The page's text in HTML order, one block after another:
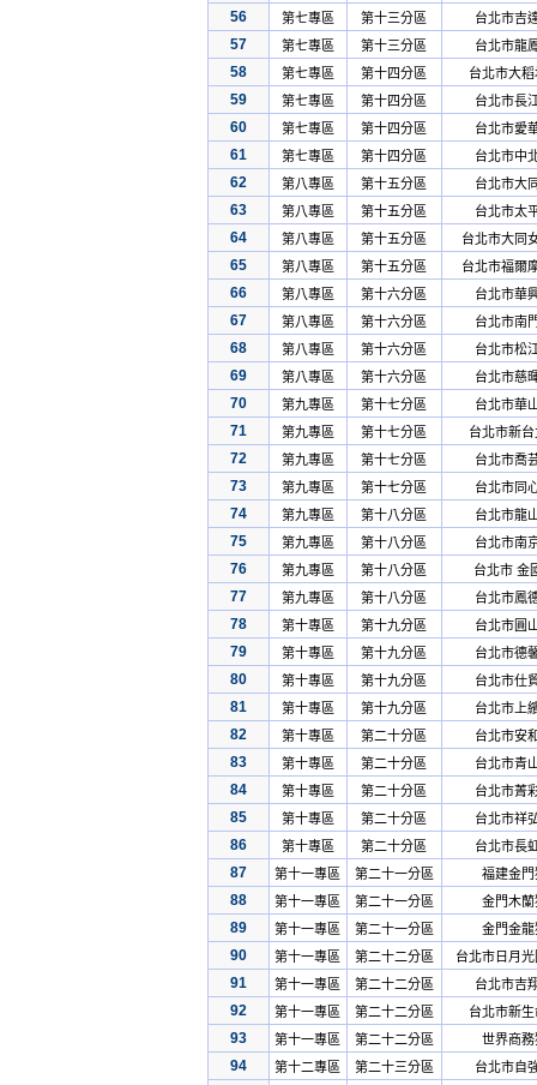
56 第七專區 第十三分區 台北市吉
57 第七專區 第十三分區 台北市龍
58 第七專區 第十四分區 台北市大
59 第七專區 第十四分區 台北市長
60 第七專區 第十四分區 台北市愛
61 第七專區 第十四分區 台北市中
62 第八專區 第十五分區 台北市大
63 第八專區 第十五分區 台北市太
64 第八專區 第十五分區 台北市大同
65 第八專區 第十五分區 台北市福爾
66 第八專區 第十六分區 台北市華
67 第八專區 第十六分區 台北市南
68 第八專區 第十六分區 台北市松
69 第八專區 第十六分區 台北市慈
70 第九專區 第十七分區 台北市華
71 第九專區 第十七分區 台北市新
72 第九專區 第十七分區 台北市喬
73 第九專區 第十七分區 台北市同
74 第九專區 第十八分區 台北市龍
75 第九專區 第十八分區 台北市南
76 第九專區 第十八分區 台北市 金
77 第九專區 第十八分區 台北市鳳
78 第十專區 第十九分區 台北市圓
79 第十專區 第十九分區 台北市德
80 第十專區 第十九分區 台北市仕
81 第十專區 第十九分區 台北市上
82 第十專區 第二十分區 台北市安
83 第十專區 第二十分區 台北市青
84 第十專區 第二十分區 台北市菁
85 第十專區 第二十分區 台北市祥
86 第十專區 第二十分區 台北市長
87 第十一專區 第二十一分區 福建金門
88 第十一專區 第二十一分區 金門木蘭
89 第十一專區 第二十一分區 金門金龍
90 第十一專區 第二十二分區 台北市日月
91 第十一專區 第二十二分區 台北市吉
92 第十一專區 第二十二分區 台北市新
93 第十一專區 第二十二分區 世界商務
94 第十二專區 第二十三分區 台北市自